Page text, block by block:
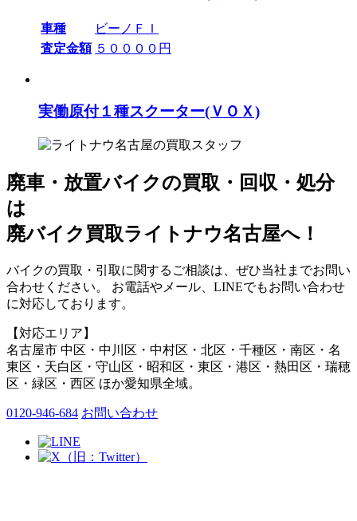
車種
ビーノＦＩ
査定金額 ５００００円
実働原付１種スクーター(ＶＯＸ)
廃車・放置バイクの買取・回収・処分
は
廃バイク買取ライトナウ名古屋へ！
バイクの買取・引取に関するご相談は、ぜひ当社までお問い
合わせください。 お電話やメール、LINEでもお問い合わせ
に対応しております。
【対応エリア】
名古屋市 中区・中川区・中村区・北区・千種区・南区・名
東区・天白区・守山区・昭和区・東区・港区・熱田区・瑞穂
区・緑区・西区 ほか愛知県全域。
0120-946-684 お問い合わせ